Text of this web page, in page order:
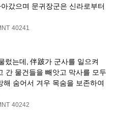
갔으며 문귀장군은 신라로부터
40241
렀는데, 伴跛가 군사를 일으켜
간 물건들을 빼앗고 막사를 모두
숨어서 겨우 목숨을 보존하여
40242